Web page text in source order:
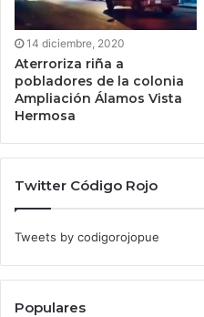
14 diciembre, 2020
Aterroriza riña a
pobladores de la colonia
Ampliación Álamos Vista
Hermosa
Twitter Código Rojo
Tweets by codigorojopue
Populares